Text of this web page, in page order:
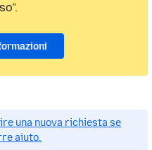
una nuova richiesta se
aiuto.